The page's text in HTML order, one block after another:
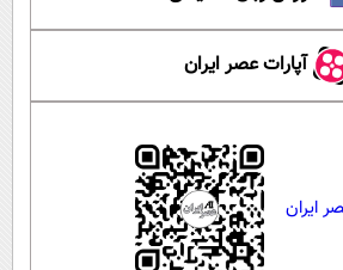
آپارات عصر ایران
ایران